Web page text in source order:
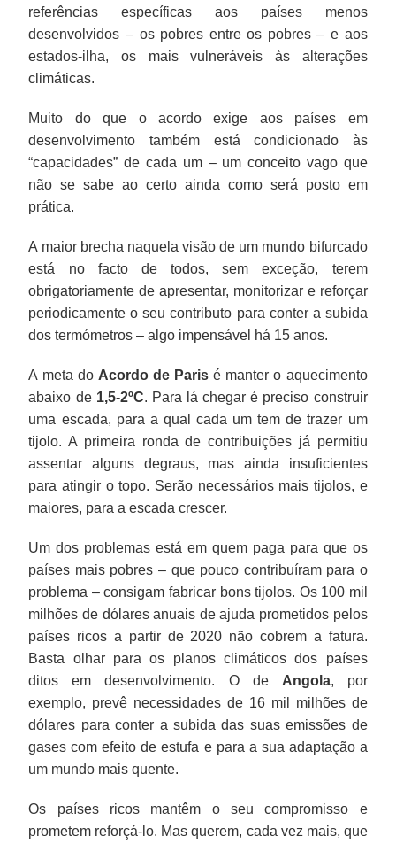
referências específicas aos países menos
desenvolvidos – os pobres entre os pobres – e aos
estados-ilha, os mais vulneráveis às alterações
climáticas.
Muito do que o acordo exige aos países em
desenvolvimento também está condicionado às
“capacidades” de cada um – um conceito vago que
não se sabe ao certo ainda como será posto em
prática.
A maior brecha naquela visão de um mundo bifurcado
está no facto de todos, sem exceção, terem
obrigatoriamente de apresentar, monitorizar e reforçar
periodicamente o seu contributo para conter a subida
dos termómetros – algo impensável há 15 anos.
A meta do Acordo de Paris é manter o aquecimento
abaixo de 1,5-2ºC. Para lá chegar é preciso construir
uma escada, para a qual cada um tem de trazer um
tijolo. A primeira ronda de contribuições já permitiu
assentar alguns degraus, mas ainda insuficientes
para atingir o topo. Serão necessários mais tijolos, e
maiores, para a escada crescer.
Um dos problemas está em quem paga para que os
países mais pobres – que pouco contribuíram para o
problema – consigam fabricar bons tijolos. Os 100 mil
milhões de dólares anuais de ajuda prometidos pelos
países ricos a partir de 2020 não cobrem a fatura.
Basta olhar para os planos climáticos dos países
ditos em desenvolvimento. O de Angola, por
exemplo, prevê necessidades de 16 mil milhões de
dólares para conter a subida das suas emissões de
gases com efeito de estufa e para a sua adaptação a
um mundo mais quente.
Os países ricos mantêm o seu compromisso e
prometem reforçá-lo. Mas querem, cada vez mais, que